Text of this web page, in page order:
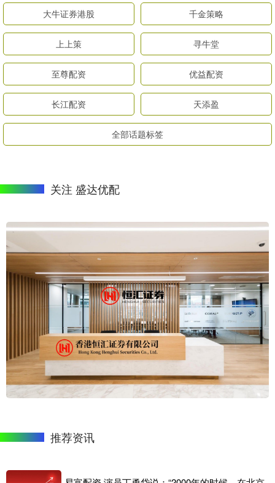
大牛证券港股 千金策略
上上策 寻牛堂
至尊配资 优益配资
长江配资 天添盈
全部话题标签
关注 盛达优配
推荐资讯